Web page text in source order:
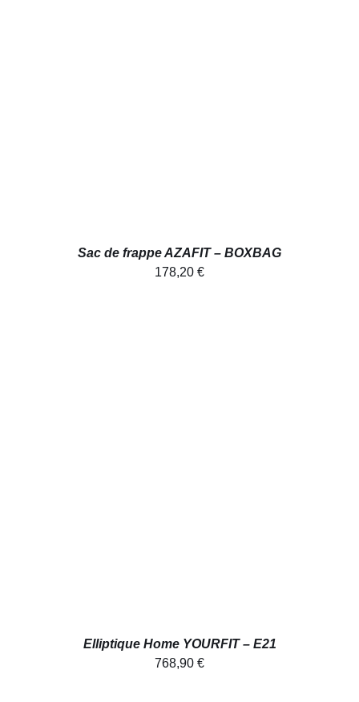
Sac de frappe AZAFIT – BOXBAG
178,20 €
Elliptique Home YOURFIT – E21
768,90 €